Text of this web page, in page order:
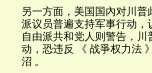
另一方面，美国国內对川
派议员普遍支持军事行动，
自由派共和党人则警告，
动，恐违反 《 战爭权力法
沼 。